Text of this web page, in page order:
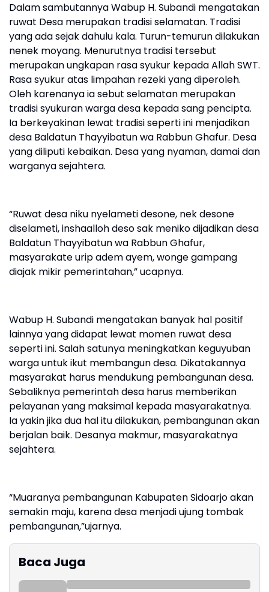
Dalam sambutannya Wabup H. Subandi mengatakan
ruwat Desa merupakan tradisi selamatan. Tradisi
yang ada sejak dahulu kala. Turun-temurun dilakukan
nenek moyang. Menurutnya tradisi tersebut
merupakan ungkapan rasa syukur kepada Allah SWT.
Rasa syukur atas limpahan rezeki yang diperoleh.
Oleh karenanya ia sebut selamatan merupakan
tradisi syukuran warga desa kepada sang pencipta.
Ia berkeyakinan lewat tradisi seperti ini menjadikan
desa Baldatun Thayyibatun wa Rabbun Ghafur. Desa
yang diliputi kebaikan. Desa yang nyaman, damai dan
warganya sejahtera.
“Ruwat desa niku nyelameti desone, nek desone
diselameti, inshaalloh deso sak meniko dijadikan desa
Baldatun Thayyibatun wa Rabbun Ghafur,
masyarakate urip adem ayem, wonge gampang
diajak mikir pemerintahan,” ucapnya.
Wabup H. Subandi mengatakan banyak hal positif
lainnya yang didapat lewat momen ruwat desa
seperti ini. Salah satunya meningkatkan keguyuban
warga untuk ikut membangun desa. Dikatakannya
masyarakat harus mendukung pembangunan desa.
Sebaliknya pemerintah desa harus memberikan
pelayanan yang maksimal kepada masyarakatnya.
Ia yakin jika dua hal itu dilakukan, pembangunan akan
berjalan baik. Desanya makmur, masyarakatnya
sejahtera.
“Muaranya pembangunan Kabupaten Sidoarjo akan
semakin maju, karena desa menjadi ujung tombak
pembangunan,”ujarnya.
Baca Juga